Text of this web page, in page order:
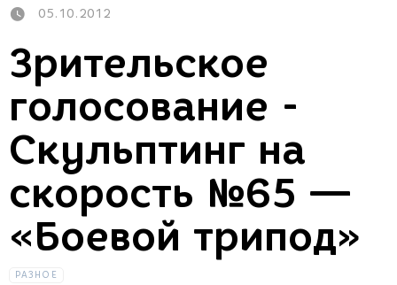
05.10.2012
Зрительское
голосование -
Скульптинг на
скорость №65 —
«Боевой трипод»
РАЗНОЕ